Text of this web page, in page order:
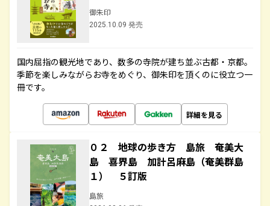
御朱印
2025.10.09 発売
国内屈指の観光地であり、数多の寺院が建ち並ぶ古都・京都。
季節を楽しみながらお寺をめぐり、御朱印を頂くのに役立つ一
冊です。
詳細を見る
０２ 地球の歩き方 島旅 奄美大
島 喜界島 加計呂麻島（奄美群島
１） ５訂版
島旅